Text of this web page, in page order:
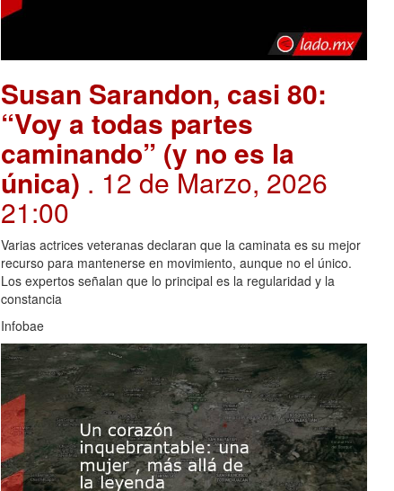
Susan Sarandon, casi 80:
“Voy a todas partes
caminando” (y no es la
única) . 12 de Marzo, 2026
21:00
Varias actrices veteranas declaran que la caminata es su mejor
recurso para mantenerse en movimiento, aunque no el único.
Los expertos señalan que lo principal es la regularidad y la
constancia
Infobae